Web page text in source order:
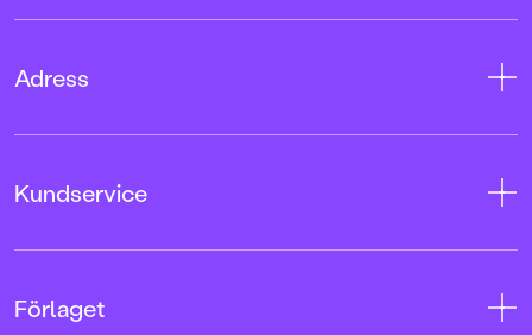
Adress
103 12 Stockholm
Kundservice
Kundservice
Förlaget